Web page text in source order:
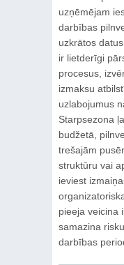
uzņēmējam
darbības
uzkrātos
ir lietderīgi
procesus,
izmaksu
uzlabojumus
Starpsezona
budžetā,
trešajām
struktūru vai
ieviest
pieeja veicina
samazina
darbības